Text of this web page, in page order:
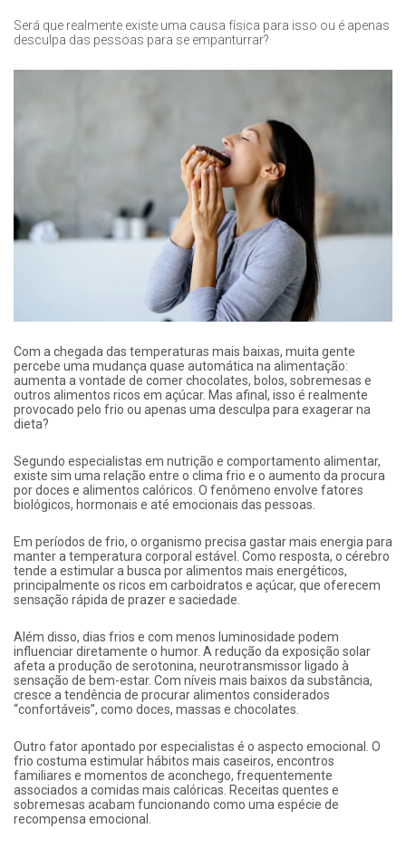
Será que realmente existe uma causa física para isso ou é apenas
desculpa das pessoas para se empanturrar?
Com a chegada das temperaturas mais baixas, muita gente
percebe uma mudança quase automática na alimentação:
aumenta a vontade de comer chocolates, bolos, sobremesas e
outros alimentos ricos em açúcar. Mas afinal, isso é realmente
provocado pelo frio ou apenas uma desculpa para exagerar na
dieta?
Segundo especialistas em nutrição e comportamento alimentar,
existe sim uma relação entre o clima frio e o aumento da procura
por doces e alimentos calóricos. O fenômeno envolve fatores
biológicos, hormonais e até emocionais das pessoas.
Em períodos de frio, o organismo precisa gastar mais energia para
manter a temperatura corporal estável. Como resposta, o cérebro
tende a estimular a busca por alimentos mais energéticos,
principalmente os ricos em carboidratos e açúcar, que oferecem
sensação rápida de prazer e saciedade.
Além disso, dias frios e com menos luminosidade podem
influenciar diretamente o humor. A redução da exposição solar
afeta a produção de serotonina, neurotransmissor ligado à
sensação de bem-estar. Com níveis mais baixos da substância,
cresce a tendência de procurar alimentos considerados
“confortáveis”, como doces, massas e chocolates.
Outro fator apontado por especialistas é o aspecto emocional. O
frio costuma estimular hábitos mais caseiros, encontros
familiares e momentos de aconchego, frequentemente
associados a comidas mais calóricas. Receitas quentes e
sobremesas acabam funcionando como uma espécie de
recompensa emocional.